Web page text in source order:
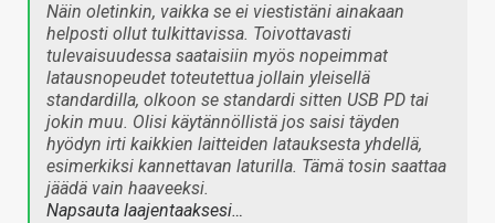
Näin oletinkin, vaikka se ei viestistäni ainakaan
helposti ollut tulkittavissa. Toivottavasti
tulevaisuudessa saataisiin myös nopeimmat
latausnopeudet toteutettua jollain yleisellä
standardilla, olkoon se standardi sitten USB PD tai
jokin muu. Olisi käytännöllistä jos saisi täyden
hyödyn irti kaikkien laitteiden latauksesta yhdellä,
esimerkiksi kannettavan laturilla. Tämä tosin saattaa
jäädä vain haaveeksi.
Napsauta laajentaaksesi…